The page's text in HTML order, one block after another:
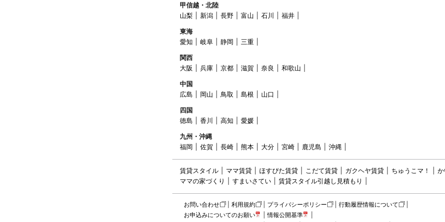
甲信越・北陸
山梨
新潟 長野 富山 石川
福井
東海
愛知
岐阜 静岡
三重
関西
大阪
兵庫 京都 滋賀 奈良
和歌山
中国
広島
岡山 鳥取 島根
山口
四国
徳島
香川 高知
愛媛
九州・沖縄
福岡
佐賀 長崎 熊本 大分 宮崎 鹿児島 沖縄
賃貸スタイル ママ賃貸 ほすぴた賃貸 こだて賃貸 ガクヘヤ賃貸 ちゅうこマ！
ママの家づくり
すまいさてい 賃貸スタイル引越し見積もり
お問い合わせ 利用規約 プライバシーポリシー
行動履歴情報について
お申込みについてのお願い
情報公開基準